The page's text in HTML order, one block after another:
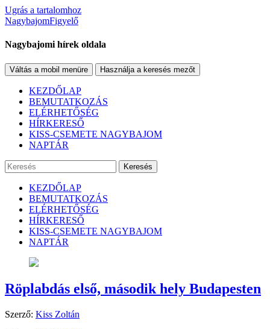
Ugrás a tartalomhoz
NagybajomFigyelő
Nagybajomi hírek oldala
Váltás a mobil menüre Használja a keresés mezőt
KEZDŐLAP
BEMUTATKOZÁS
ELÉRHETŐSÉG
HÍRKERESŐ
KISS-CSEMETE NAGYBAJOM
NAPTÁR
Keresés
KEZDŐLAP
BEMUTATKOZÁS
ELÉRHETŐSÉG
HÍRKERESŐ
KISS-CSEMETE NAGYBAJOM
NAPTÁR
Röplabdás első, második hely Budapesten
Szerző: Kiss Zoltán